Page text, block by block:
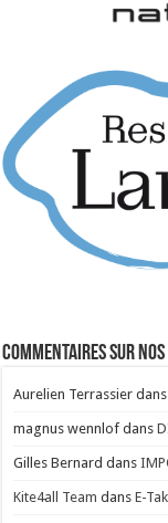
Commentaires sur
Aurelien Terrassier
magnus wennlof dans
Gilles Bernard dans
Kite4all Team dansE-